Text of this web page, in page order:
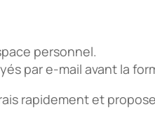
personnel.
par e-mail avant la
rapidement et